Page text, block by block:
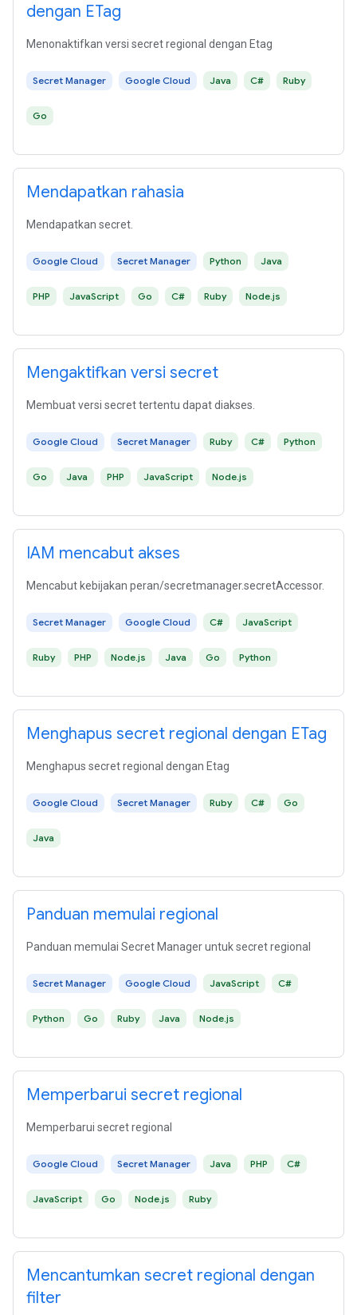
dengan ETag
Menonaktifkan versi secret regional dengan Etag
Secret Manager Google Cloud Java C# Ruby
Go
Mendapatkan rahasia
Mendapatkan secret.
Google Cloud Secret Manager Python Java
PHP JavaScript Go C# Ruby Node.js
Mengaktifkan versi secret
Membuat versi secret tertentu dapat diakses.
Google Cloud Secret Manager Ruby C# Python
Go Java PHP JavaScript Node.js
IAM mencabut akses
Mencabut kebijakan peran/secretmanager.secretAccessor.
Secret Manager Google Cloud C# JavaScript
Ruby PHP Node.js Java Go Python
Menghapus secret regional dengan ETag
Menghapus secret regional dengan Etag
Google Cloud Secret Manager Ruby C# Go
Java
Panduan memulai regional
Panduan memulai Secret Manager untuk secret regional
Secret Manager Google Cloud JavaScript C#
Python Go Ruby Java Node.js
Memperbarui secret regional
Memperbarui secret regional
Google Cloud Secret Manager Java PHP C#
JavaScript Go Node.js Ruby
Mencantumkan secret regional dengan
filter